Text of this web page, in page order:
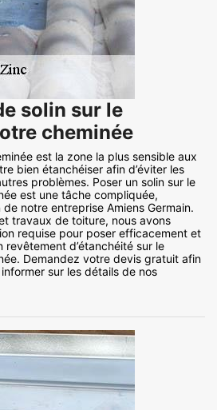
solin sur le
cheminée
est la zone la plus sensible aux
bien étanchéiser afin d’éviter les
problèmes. Poser un solin sur le
est une tâche compliquée,
notre entreprise Amiens Germain.
travaux de toiture, nous avons
requise pour poser efficacement et
revêtement d’étanchéité sur le
Demandez votre devis gratuit afin
sur les détails de nos